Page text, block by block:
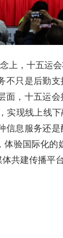
上，十五运
不只是后勤
面，十五运
实现线上线
息服务还是
验国际化的
共建传播平台